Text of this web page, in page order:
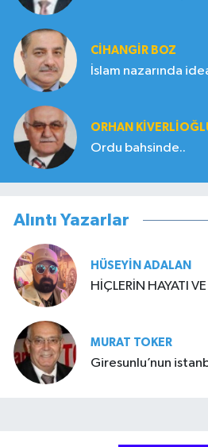
CIHANGIR BOZ
İslam nazarında
ORHAN
Ordu bahsinde..
Alıntı Yazarlar
HÜSEYIN ADALAN
HİÇLERİN HAYATI
MURAT TOKER
Giresunlu’nun